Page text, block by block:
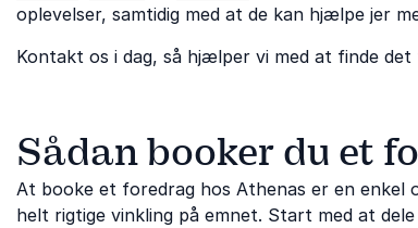
oplevelser, samtidig med at de kan hjælpe jer
Kontakt os i dag, så hjælper vi med at finde
Sådan booker du et
At booke et foredrag hos Athenas er en
helt rigtige vinkling på emnet. Start med at